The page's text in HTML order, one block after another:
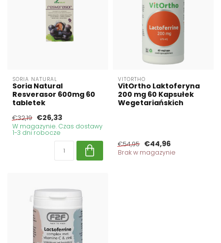
SORIA NATURAL
Soria Natural
Resverasor 600mg 60
tabletek
€32,19 €26,33
W magazynie. Czas dostawy
1-3 dni robocze
VITORTHO
VitOrtho Laktoferyna
200 mg 60 Kapsułek
Wegetariańskich
€54,95 €44,96
Brak w magazynie